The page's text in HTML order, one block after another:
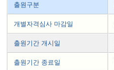
출원구분
개별자격심사 마감일
출원기간 개시일
출원기간 종료일